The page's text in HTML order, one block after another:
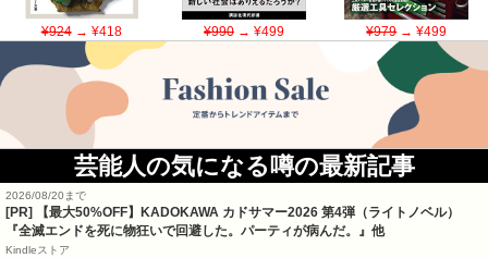
¥924→ ¥418 ¥990→ ¥499 ¥979→ ¥499
芸能人の気になる噂の最新記事
2026/08/20まで
[PR]
【最大50%OFF】KADOKAWA カドサマー2026 第4弾（ライトノベル）
『全滅エンドを死に物狂いで回避した。パーティが病んだ。』他
Kindleストア